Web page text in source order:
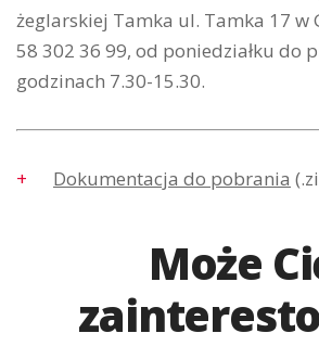
żeglarskiej Tamka ul. Tamka 17 w
58 302 36 99, od poniedziałku do
godzinach 7.30-15.30.
Dokumentacja do pobrania
Może